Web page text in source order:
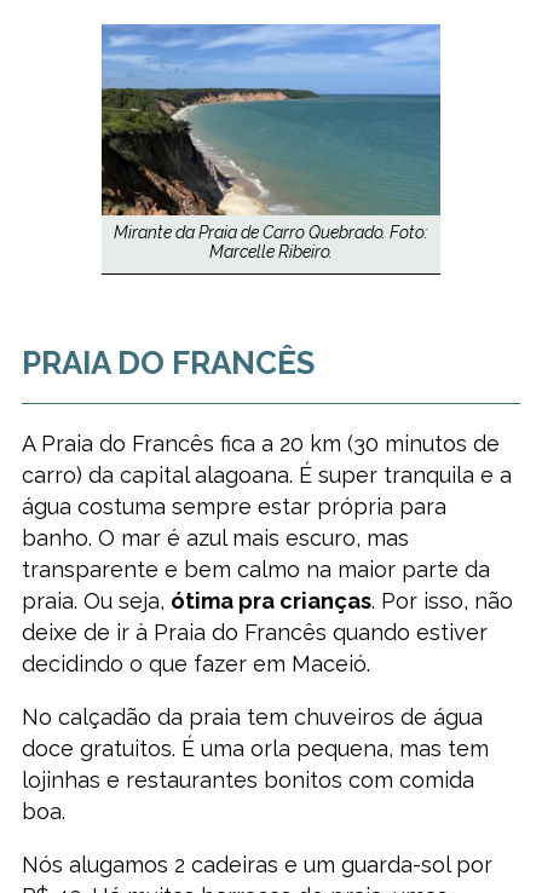
Mirante da Praia de Carro Quebrado. Foto:
Marcelle Ribeiro.
PRAIA DO FRANCÊS
A Praia do Francês fica a 20 km (30 minutos de
carro) da capital alagoana. É super tranquila e a
água costuma sempre estar própria para
banho. O mar é azul mais escuro, mas
transparente e bem calmo na maior parte da
praia. Ou seja, ótima pra crianças. Por isso, não
deixe de ir à Praia do Francês quando estiver
decidindo o que fazer em Maceió.
No calçadão da praia tem chuveiros de água
doce gratuitos. É uma orla pequena, mas tem
lojinhas e restaurantes bonitos com comida
boa.
Nós alugamos 2 cadeiras e um guarda-sol por